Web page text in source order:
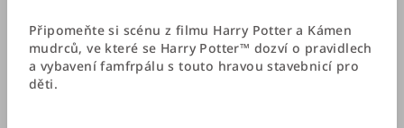
Připomeňte si scénu z filmu Harry Potter a Kámen
mudrců, ve které se Harry Potter™ dozví o pravidlech
a vybavení famfrpálu s touto hravou stavebnicí pro
děti.